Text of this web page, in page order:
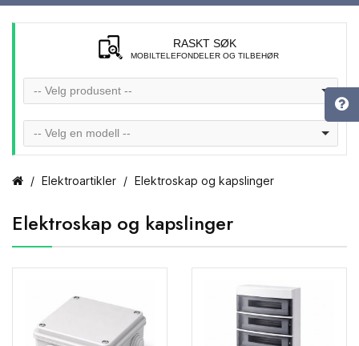
RASKT SØK
MOBILTELEFONDELER OG TILBEHØR
-- Velg produsent --
-- Velg en modell --
Elektroartikler Elektroskap og kapslinger
Elektroskap og kapslinger